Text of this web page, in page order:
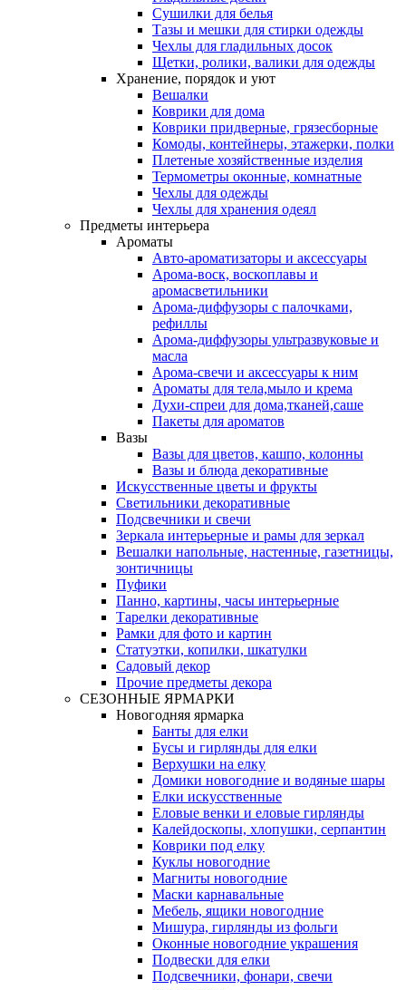
Сушилки для белья
Тазы и мешки для стирки одежды
Чехлы для гладильных досок
Щетки, ролики, валики для одежды
Хранение, порядок и уют
Вешалки
Коврики для дома
Коврики придверные, грязесборные
Комоды, контейнеры, этажерки, полки
Плетеные хозяйственные изделия
Термометры оконные, комнатные
Чехлы для одежды
Чехлы для хранения одеял
Предметы интерьера
Ароматы
Авто-ароматизаторы и аксессуары
Арома-воск, воскоплавы и
аромасветильники
Арома-диффузоры с палочками,
рефиллы
Арома-диффузоры ультразвуковые и
масла
Арома-свечи и аксессуары к ним
Ароматы для тела,мыло и крема
Духи-спреи для дома,тканей,саше
Пакеты для ароматов
Вазы
Вазы для цветов, кашпо, колонны
Вазы и блюда декоративные
Искусственные цветы и фрукты
Светильники декоративные
Подсвечники и свечи
Зеркала интерьерные и рамы для зеркал
Вешалки напольные, настенные, газетницы,
зонтичницы
Пуфики
Панно, картины, часы интерьерные
Тарелки декоративные
Рамки для фото и картин
Статуэтки, копилки, шкатулки
Садовый декор
Прочие предметы декора
СЕЗОННЫЕ ЯРМАРКИ
Новогодняя ярмарка
Банты для елки
Бусы и гирлянды для елки
Верхушки на елку
Домики новогодние и водяные шары
Елки искусственные
Еловые венки и еловые гирлянды
Калейдоскопы, хлопушки, серпантин
Коврики под елку
Куклы новогодние
Магниты новогодние
Маски карнавальные
Мебель, ящики новогодние
Мишура, гирлянды из фольги
Оконные новогодние украшения
Подвески для елки
Подсвечники, фонари, свечи